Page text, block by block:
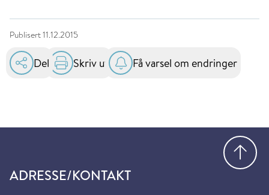
Publisert11.12.2015
Del Skriv ut Få varsel om endringer
ADRESSE/KONTAKT